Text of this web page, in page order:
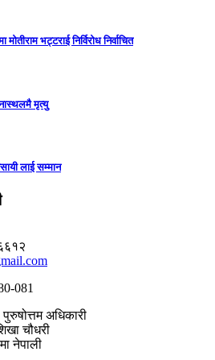
भट्टराई निर्विरोध निर्वाचित
मृत्यु
लाई सम्मान
081
अधिकारी
चौधरी
नेपाली